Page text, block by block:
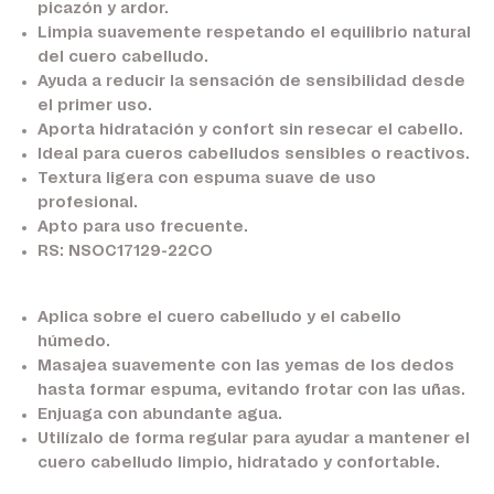
picazón y ardor.
Limpia suavemente respetando el equilibrio natural
del cuero cabelludo.
Ayuda a reducir la sensación de sensibilidad desde
el primer uso.
Aporta hidratación y confort sin resecar el cabello.
Ideal para cueros cabelludos sensibles o reactivos.
Textura ligera con espuma suave de uso
profesional.
Apto para uso frecuente.
RS: NSOC17129-22CO
Aplica sobre el cuero cabelludo y el cabello
húmedo.
Masajea suavemente con las yemas de los dedos
hasta formar espuma, evitando frotar con las uñas.
Enjuaga con abundante agua.
Utilízalo de forma regular para ayudar a mantener el
cuero cabelludo limpio, hidratado y confortable.